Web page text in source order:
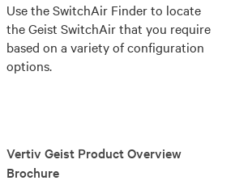
Use the SwitchAir Finder to locate
the Geist SwitchAir that you require
based on a variety of configuration
options.
Vertiv Geist Product Overview
Brochure